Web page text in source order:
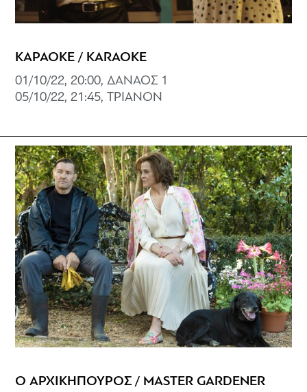
ΚΑΡΑΟΚΕ / KARAOKE
01/10/22, 20:00, ΔΑΝΑΟΣ 1
05/10/22, 21:45, ΤΡΙΑΝΟΝ
Ο ΑΡΧΙΚΗΠΟΥΡΟΣ / MASTER GARDENER